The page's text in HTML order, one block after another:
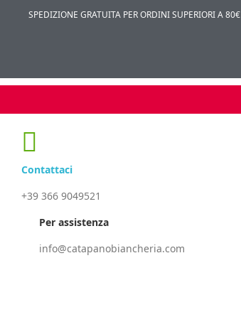
SPEDIZIONE GRATUITA PER ORDINI SUPERIORI A 80€
Contattaci
+39 366 9049521
Per assistenza
info@catapanobiancheria.com